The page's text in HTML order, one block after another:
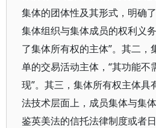
集体的团体性及其形式，明确
集体组织与集体成员的权利义
了集体所有权的主体”。其二
单的交易活动主体，“其功能不
现”。其三，集体所有权主体具
法技术层面上，成员集体与集
鉴英美法的信托法律制度或者